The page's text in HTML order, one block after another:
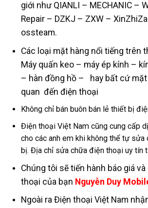
giới như QIANLI – MECHANIC –
Repair – DZKJ – ZXW –
ossteam.
Các loại mặt hàng nổi tiếng trên
Máy quấn keo – máy ép kính –
– hàn đồng hồ – hay bất cứ mặt
quan đến điện thoại
Không chỉ bán buôn bán lẻ thiết bị
Điện thoại Việt Nam cũng cung cấp
cho các anh em khi không thể tự
bị. Địa chỉ sửa chữa điện thoại uy tín
Chúng tôi sẽ tiến hành báo giá
thoại của bạn Nguyễn Duy
Ngoài ra Điện thoại Việt Nam